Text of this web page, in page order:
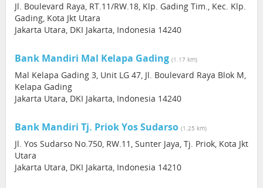
Jl. Boulevard Raya, RT.11/RW.18, Klp. Gading Tim., Kec. Klp.
Gading, Kota Jkt Utara
Jakarta Utara, DKI Jakarta, Indonesia 14240
Bank Mandiri Mal Kelapa Gading (1.17 km)
Mal Kelapa Gading 3, Unit LG 47, Jl. Boulevard Raya Blok M,
Kelapa Gading
Jakarta Utara, DKI Jakarta, Indonesia 14240
Bank Mandiri Tj. Priok Yos Sudarso (1.25 km)
Jl. Yos Sudarso No.750, RW.11, Sunter Jaya, Tj. Priok, Kota Jkt
Utara
Jakarta Utara, DKI Jakarta, Indonesia 14210